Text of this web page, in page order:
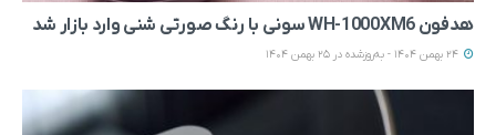
هدفون WH-1000XM6 سونی با رنگ صورتی شنی وارد بازار شد